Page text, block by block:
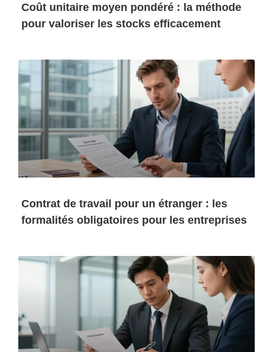
Coût unitaire moyen pondéré : la méthode
pour valoriser les stocks efficacement
Contrat de travail pour un étranger : les
formalités obligatoires pour les entreprises